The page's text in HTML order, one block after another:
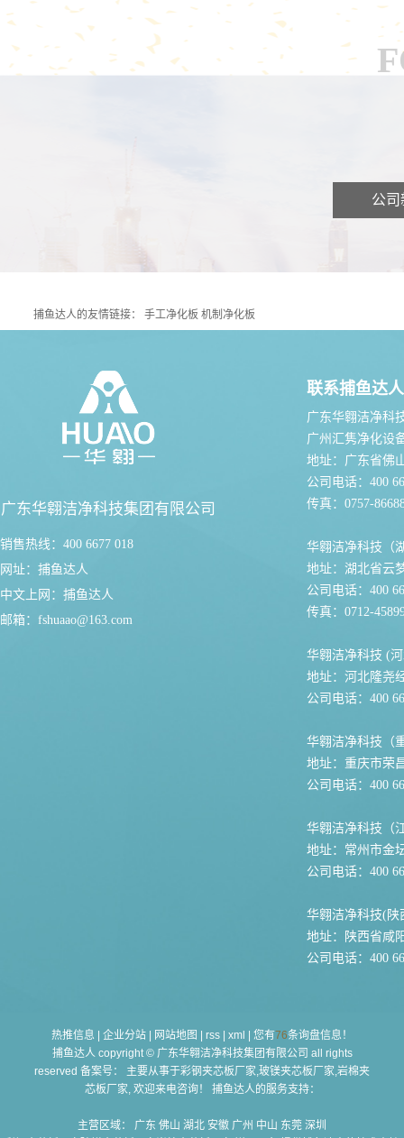
公司
捕鱼达人的友情链接：手工净化板机制净化板
广东华翱洁净科技集团有限公司
销售热线：400 6677 018
网址： 捕鱼达人
中文上网： 捕鱼达人
邮箱： fshuaao@163.com
联系捕鱼达人
广东华翱洁净科
广州汇隽净化设
地址：广东省佛
公司电话：400
传真：0757-
华翱洁净科技（
地址：湖北省云
公司电话：400
传真：0712-
华翱洁净科技 (
地址：河北隆尧
公司电话：400
华翱洁净科技（
地址：重庆市荣
公司电话：400
华翱洁净科技（
地址：常州市金
公司电话：400
华翱洁净科技(陕
地址：陕西省咸
公司电话：400
热推信息 企业分站 网站地图 rss xml 您有76条询盘信息！
捕鱼达人 copyright © 广东华翱洁净科技集团有限公司 all rights
reserved 备案号： 主要从事于彩钢夹芯板厂家,玻镁夹芯板厂家,岩棉夹
芯板厂家, 欢迎来电咨询！ 捕鱼达人的服务支持：
主营区域： 广东 佛山 湖北 安徽 广州 中山 东莞 深圳